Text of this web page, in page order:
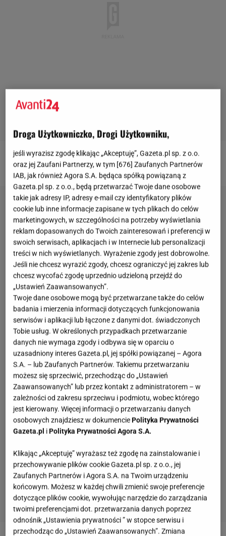
Charlotte Tilbury Pillow Talk Beauty Soulmates
Droga Użytkowniczko, Drogi Użytkowniku,
jeśli wyrazisz zgodę klikając „Akceptuję”, Gazeta.pl sp. z o.o.
oraz jej Zaufani Partnerzy, w tym [676] Zaufanych Partnerów
IAB, jak również Agora S.A. będąca spółką powiązaną z
Gazeta.pl sp. z o.o., będą przetwarzać Twoje dane osobowe
takie jak adresy IP, adresy e-mail czy identyfikatory plików
cookie lub inne informacje zapisane w tych plikach do celów
marketingowych, w szczególności na potrzeby wyświetlania
reklam dopasowanych do Twoich zainteresowań i preferencji w
swoich serwisach, aplikacjach i w Internecie lub personalizacji
treści w nich wyświetlanych. Wyrażenie zgody jest dobrowolne.
Jeśli nie chcesz wyrazić zgody, chcesz ograniczyć jej zakres lub
chcesz wycofać zgodę uprzednio udzieloną przejdź do
„Ustawień Zaawansowanych”.
Twoje dane osobowe mogą być przetwarzane także do celów
badania i mierzenia informacji dotyczących funkcjonowania
serwisów i aplikacji lub łączone z danymi dot. świadczonych
Tobie usług. W określonych przypadkach przetwarzanie
danych nie wymaga zgody i odbywa się w oparciu o
uzasadniony interes Gazeta.pl, jej spółki powiązanej – Agora
S.A. – lub Zaufanych Partnerów. Takiemu przetwarzaniu
możesz się sprzeciwić, przechodząc do „Ustawień
Zaawansowanych” lub przez kontakt z administratorem – w
zależności od zakresu sprzeciwu i podmiotu, wobec którego
jest kierowany. Więcej informacji o przetwarzaniu danych
osobowych znajdziesz w dokumenciePolityka Prywatności
Gazeta.pl iPolityka Prywatności Agora S.A.
Klikając „Akceptuję” wyrażasz też zgodę na zainstalowanie i
przechowywanie plików cookie Gazeta.pl sp. z o.o., jej
Zaufanych Partnerów i Agora S.A. na Twoim urządzeniu
końcowym. Możesz w każdej chwili zmienić swoje preferencje
dotyczące plików cookie, wywołując narzędzie do zarządzania
twoimi preferencjami dot. przetwarzania danych poprzez
odnośnik „Ustawienia prywatności ” w stopce serwisu i
przechodząc do „Ustawień Zaawansowanych”. Zmiana